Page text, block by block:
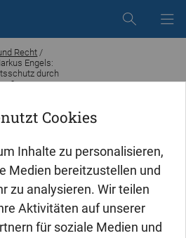
Cookies
Inhalte zu personalisieren,
Medien bereitzustellen und
zu analysieren. Wir teilen
Aktivitäten auf unserer
für soziale Medien und
Recht /
Engels:
durch